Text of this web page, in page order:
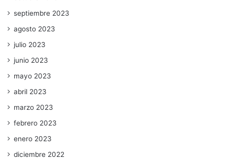
septiembre 2023
agosto 2023
julio 2023
junio 2023
mayo 2023
abril 2023
marzo 2023
febrero 2023
enero 2023
diciembre 2022